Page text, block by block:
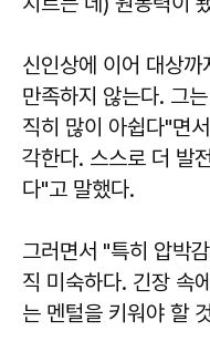
신인상에 이어 대상
만족하지 않는다. 그
직히 많이 아쉽다"면
각한다. 스스로 더 발
다"고 말했다.
그러면서 "특히 압박
직 미숙하다. 긴장 속
는 멘털을 키워야 할